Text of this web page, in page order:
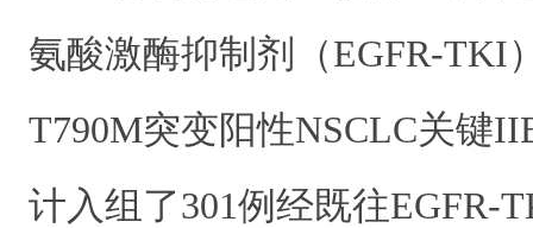
氨酸激酶抑制剂（EGFR-TKI
T790M突变阳性NSCLC关键
计入组了301例经既往EGFR-